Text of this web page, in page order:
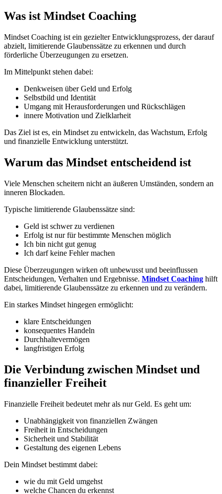
Was ist Mindset Coaching
Mindset Coaching ist ein gezielter Entwicklungsprozess, der darauf
abzielt, limitierende Glaubenssätze zu erkennen und durch
förderliche Überzeugungen zu ersetzen.
Im Mittelpunkt stehen dabei:
Denkweisen über Geld und Erfolg
Selbstbild und Identität
Umgang mit Herausforderungen und Rückschlägen
innere Motivation und Zielklarheit
Das Ziel ist es, ein Mindset zu entwickeln, das Wachstum, Erfolg
und finanzielle Entwicklung unterstützt.
Warum das Mindset entscheidend ist
Viele Menschen scheitern nicht an äußeren Umständen, sondern an
inneren Blockaden.
Typische limitierende Glaubenssätze sind:
Geld ist schwer zu verdienen
Erfolg ist nur für bestimmte Menschen möglich
Ich bin nicht gut genug
Ich darf keine Fehler machen
Diese Überzeugungen wirken oft unbewusst und beeinflussen
Entscheidungen, Verhalten und Ergebnisse. Mindset Coaching hilft
dabei, limitierende Glaubenssätze zu erkennen und zu verändern.
Ein starkes Mindset hingegen ermöglicht:
klare Entscheidungen
konsequentes Handeln
Durchhaltevermögen
langfristigen Erfolg
Die Verbindung zwischen Mindset und
finanzieller Freiheit
Finanzielle Freiheit bedeutet mehr als nur Geld. Es geht um:
Unabhängigkeit von finanziellen Zwängen
Freiheit in Entscheidungen
Sicherheit und Stabilität
Gestaltung des eigenen Lebens
Dein Mindset bestimmt dabei:
wie du mit Geld umgehst
welche Chancen du erkennst